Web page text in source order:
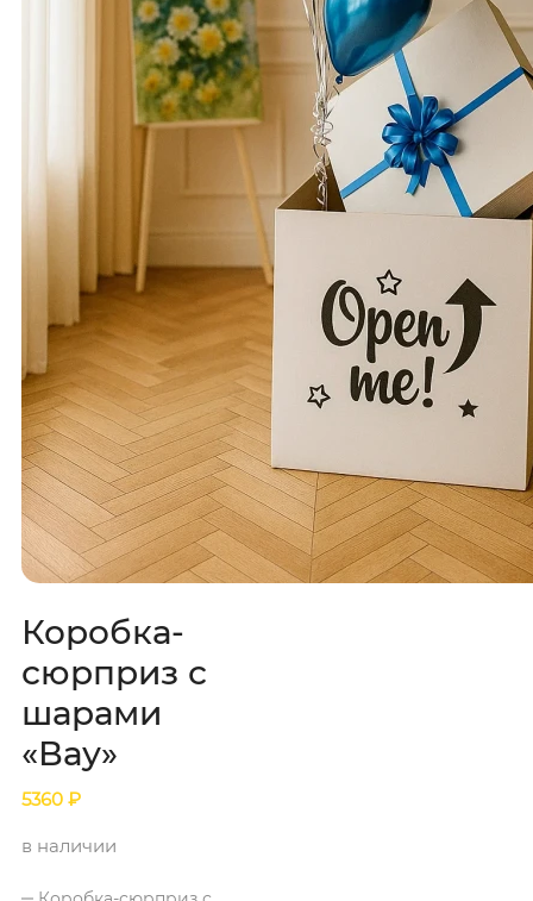
Коробка-
сюрприз с
шарами
«Вау»
5360 ₽
в наличии